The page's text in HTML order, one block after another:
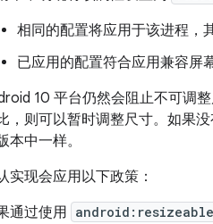
相同的配置将应用于该进程，
已应用的配置符合应用兼容屏
10 平台仍然会阻止不可调
，则可以暂时调整尺寸。如果
本中一样。
实现会应用以下政策：
通过使用